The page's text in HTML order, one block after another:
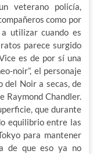
veterano policía,
como por
utilizar cuando es
parece surgido
es de por sí una
noir”, el personaje
del Noir a secas, de
Raymond Chandler.
que durante
equilibrio entre las
para mantener
de que eso ya no